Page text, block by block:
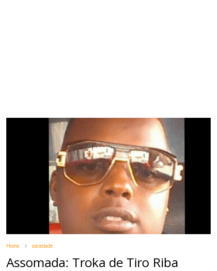
Home sociedade
Assomada: Troka de Tiro Riba